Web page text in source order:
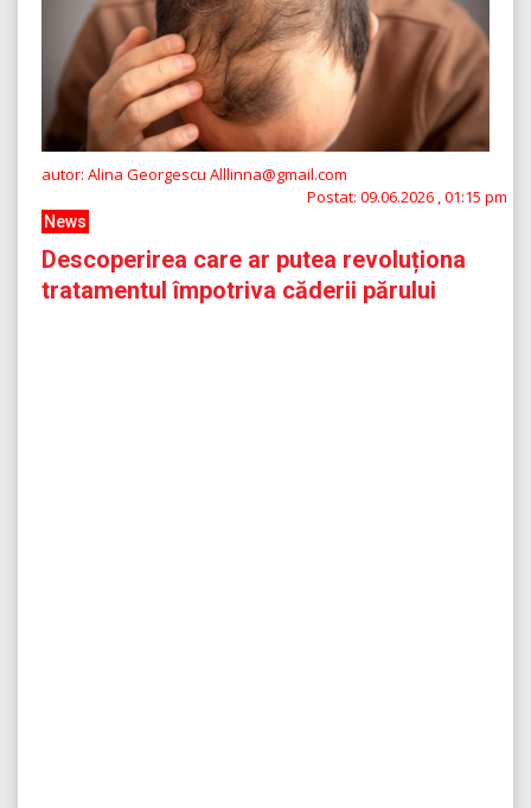
autor: Alina Georgescu Alllinna@gmail.com
Postat: 09.06.2026 , 01:15 pm
News
Descoperirea care ar putea revoluționa
tratamentul împotriva căderii părului